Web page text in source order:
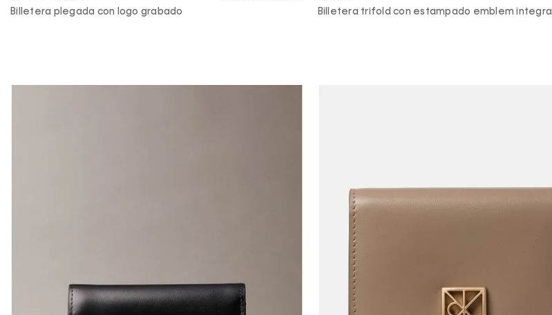
Billetera plegada con logo grabado
Billetera trifold con estampado emblem integral